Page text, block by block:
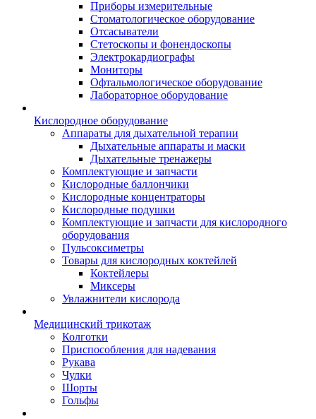
Приборы измерительные
Стоматологическое оборудование
Отсасыватели
Стетоскопы и фонендоскопы
Электрокардиографы
Мониторы
Офтальмологическое оборудование
Лабораторное оборудование
Кислородное оборудование
Аппараты для дыхательной терапии
Дыхательные аппараты и маски
Дыхательные тренажеры
Комплектующие и запчасти
Кислородные баллончики
Кислородные концентраторы
Кислородные подушки
Комплектующие и запчасти для кислородного
оборудования
Пульсоксиметры
Товары для кислородных коктейлей
Коктейлеры
Миксеры
Увлажнители кислорода
Медицинский трикотаж
Колготки
Приспособления для надевания
Рукава
Чулки
Шорты
Гольфы